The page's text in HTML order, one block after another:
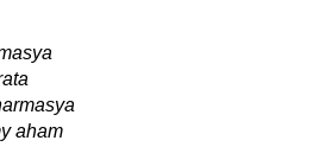
aham